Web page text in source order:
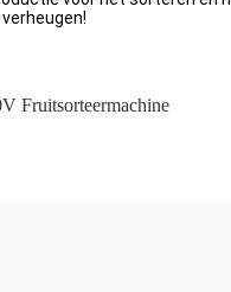
Fruitsorteermachine